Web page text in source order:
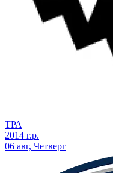
ТРА
2014 г.р.
06 авг, Четверг